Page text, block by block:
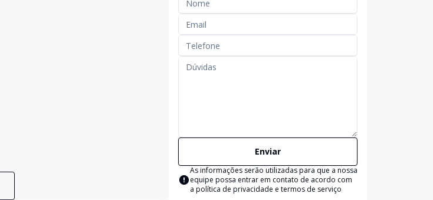
Enviar
As informações serão utilizadas para que a nossa
equipe possa entrar em contato de acordo com
a política de privacidade e termos de serviço